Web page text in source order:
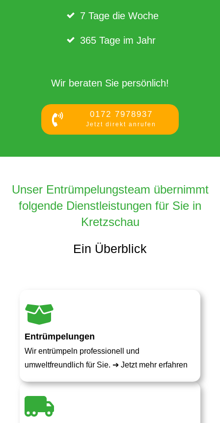
7 Tage die Woche
365 Tage im Jahr
Wir beraten Sie persönlich!
0172 7978937
Jetzt direkt anrufen
Unser Entrümpelungsteam übernimmt
folgende Dienstleistungen für Sie in
Kretzschau
Ein Überblick
Entrümpelungen
Wir entrümpeln professionell und
umweltfreundlich für Sie. ➔ Jetzt mehr erfahren